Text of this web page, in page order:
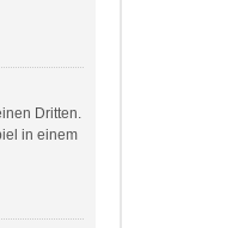
Dritten.
in einem